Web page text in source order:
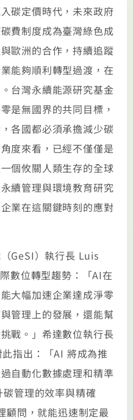
碳定價時代，未來政府
費制度成為臺灣綠色成
歐洲的合作，持續追蹤
能夠順利轉型過渡，在
台灣永續能源研究基金
是無國界的共同目標，
各國都必須承擔減少碳
度來看，已經不僅僅是
個攸關人類生存的全球
續管理與環境教育研究
業在這關鍵時刻的應對
GeSI）執行長 Luis
數位轉型趨勢：「AI在
大幅加速企業達成淨零
管理上的發展，還能幫
戰。」希達數位執行長
指出：「AI 將成為推
自動化數據處理和精準
管理的效率與精確
顧問，就能迅速制定最